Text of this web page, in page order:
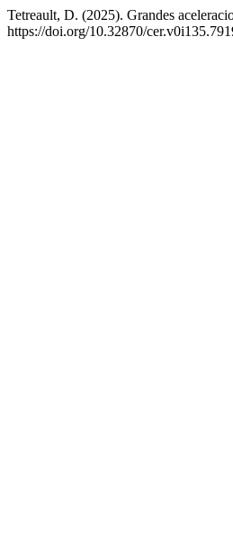
Tetreault, D. (2025). Grandes
https://doi.org/10.32870/